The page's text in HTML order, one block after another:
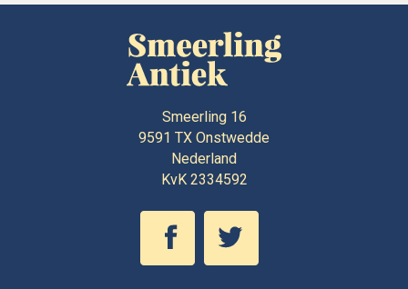
Smeerling 16
9591 TX Onstwedde
Nederland
KvK 2334592